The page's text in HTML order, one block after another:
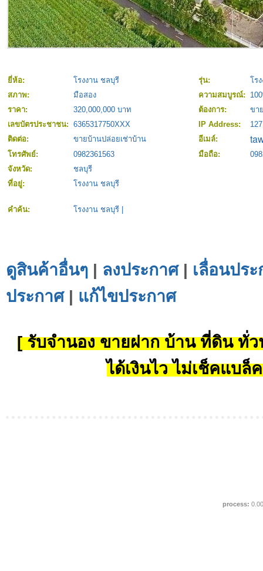
ยี่ห้อ: โรงงาน ชลบุรี รุ่น:
โร
สภาพ:
มือสอง ความสมบูรณ์:
ราคา:
320,000,000 บาท ต้องการ:
ขา
เลขบัตรประชาชน: 6365317750XXX IP Address:
ติดต่อ:
ขายบ้านปล่อยเช่าบ้าน
อีเมล์:
โทรศัพย์:
0982361563 มือถือ:
จังหวัด:
ชลบุรี
ที่อยู่:
โรงงาน ชลบุรี
คำค้น: โรงงาน ชลบุรี
ดูสินค้าอื่นๆ | ลงประกาศ| เลื่อนปร
ประกาศ| แก้ไขประกาศ
[ รับจำนอง ขายฝาก บ้าน ที่ดิน ทั่ว
ได้เงินไว ไม่เช็คแบล็
process: